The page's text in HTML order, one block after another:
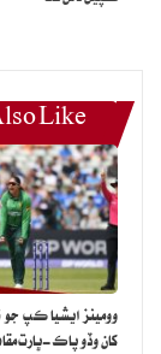
Like
وومينز ايشيا ڪپ جو